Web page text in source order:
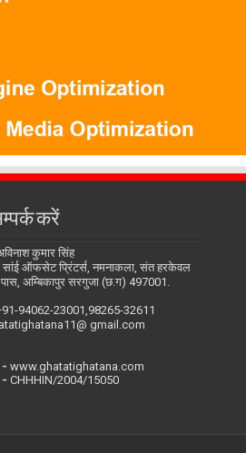
करें
कुमार सिंह
सांई ऑफसेट प्रिंटर्स, नमनाकला, संत हरकेवल
पास, अम्बिकापुर सरगुजा (छ.ग) 497001.
94062-23001‬,98265-32611
gmail.com
-www.ghatatighatana.com
-CHHHIN/2004/15050